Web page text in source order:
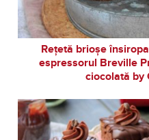
Rețetă brioșe
espressorul Breville
ciocolată by